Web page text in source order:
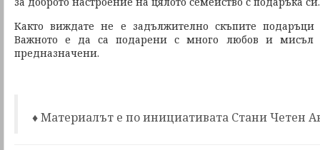
Както виждате не е задължително скъпите
Важното е да са подарени с много любов и мисъл
предназначени.
♦ Материалът е по инициативата Стани Четен